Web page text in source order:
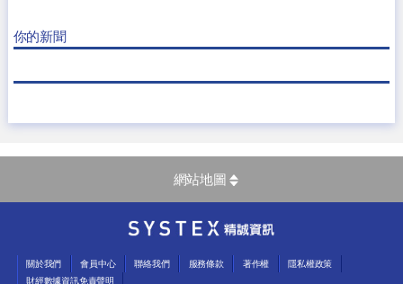
你的新聞
網站地圖
關於我們 會員中心 聯絡我們 服務條款 著作權
隱私權政策
財經數據資訊免責聲明